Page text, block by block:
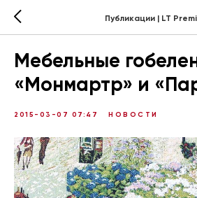
Публикации | LT
Мебельные
«Монмартр» и
2015-03-07 07:47 НОВОСТИ